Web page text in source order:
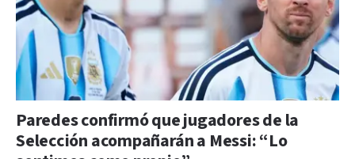
Paredes confirmó que jugadores de la
Selección acompañarán a Messi: “Lo